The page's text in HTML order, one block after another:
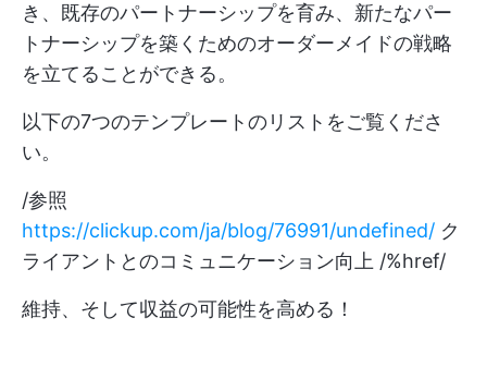
き、既存のパートナーシップを育み、新たなパー
トナーシップを築くためのオーダーメイドの戦略
を立てることができる。
以下の7つのテンプレートのリストをご覧くださ
い。
/参照
https://clickup.com/ja/blog/76991/undefined/ ク
ライアントとのコミュニケーション向上 /%href/
維持、そして収益の可能性を高める！